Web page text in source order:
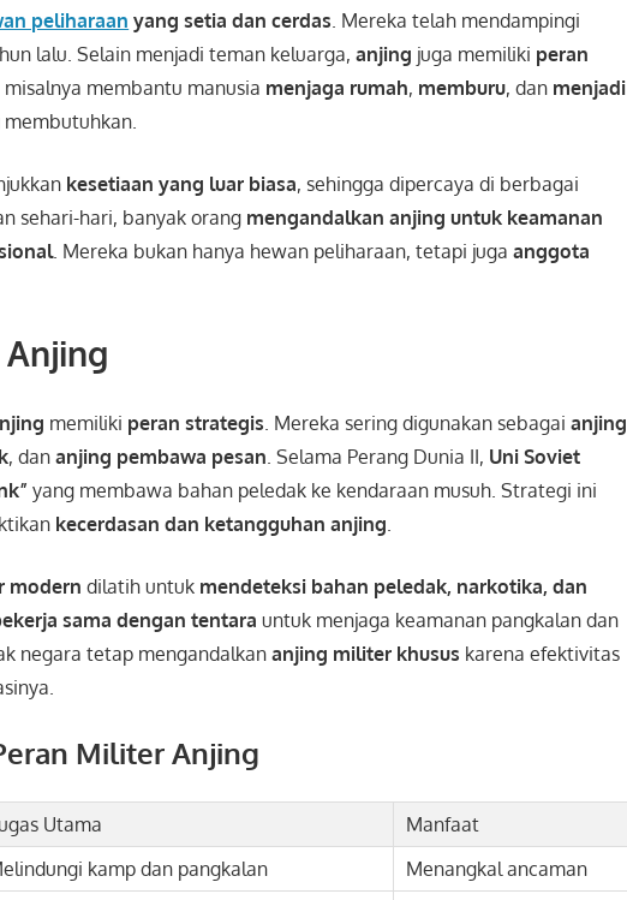
peliharaan yang setia dan cerdas. Mereka telah mendampingi
lalu. Selain menjadi teman keluarga,anjing juga memiliki peran
misalnya membantu manusia menjaga rumah, memburu, dan menjadi
membutuhkan.
kesetiaan yang luar biasa, sehingga dipercaya di berbagai
sehari-hari, banyak orang mengandalkan anjing untuk keamanan
. Mereka bukan hanya hewan peliharaan, tetapi jugaanggota
memiliki peran strategis. Mereka sering digunakan sebagaianjing
, dananjing pembawa pesan. Selama Perang Dunia II, Uni Soviet
yang membawa bahan peledak ke kendaraan musuh. Strategi ini
kecerdasan dan ketangguhan anjing.
modern dilatih untuk mendeteksi bahan peledak, narkotika, dan
sama dengan tentara untuk menjaga keamanan pangkalan dan
negara tetap mengandalkananjing militer khusus karena efektivitas
Militer Anjing
Utama
Manfaat
kamp dan pangkalan
Menangkal ancaman